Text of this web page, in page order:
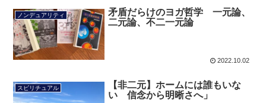
ノンデュアリティ
矛盾だらけのヨガ哲学 一元論、
二元論、不二一元論
2022.10.02
スピリチュアル
【非二元】ホームには誰もいな
い 信念から明晰さへ」